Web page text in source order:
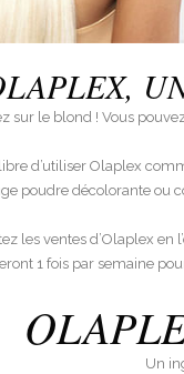
sur le blond ! Vous
d’utiliser Olaplex
poudre décolorante ou
les ventes d’Olaplex en
1 fois par semaine
Un